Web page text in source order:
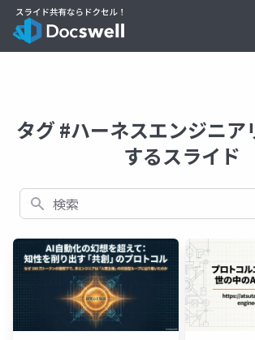
タグ #ハーネスエンジニア
するスライド
検索